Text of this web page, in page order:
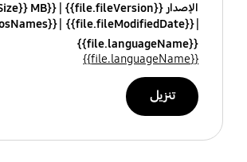
الإصدار {{file.fileVersion}}
{{file.fileSize}} MB
{{file.fileModifiedDate}}
{{file.osNames}}
{{file.languageName}}
{{file.languageName}}
تنزيل